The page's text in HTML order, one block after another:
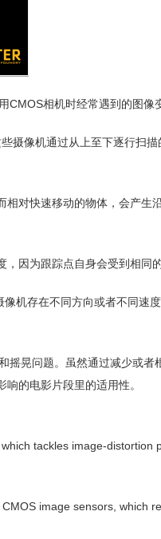
相机时经常遇到的图像
摄像机通过从上至下逐行扫
对快速移动的物体，会产生
因为跟踪点自身会受到相同
机存在不同方向或者不同速
晃问题。虽然通过减少或者
的电影片段里的适用性。
tackles image-
image sensors, which